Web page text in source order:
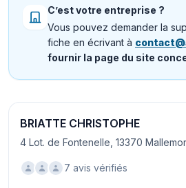
C’est votre entreprise ?
Vous pouvez demander la
fiche en écrivant à
fournir la page du site
BRIATTE CHRISTOPHE
4 Lot. de Fontenelle, 13370
7 avis vérifiés